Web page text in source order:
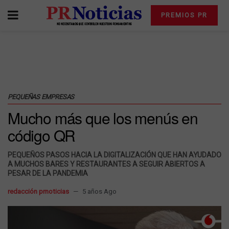
PREMIOS PR
PEQUEÑAS EMPRESAS
Mucho más que los menús en
código QR
PEQUEÑOS PASOS HACIA LA DIGITALIZACIÓN QUE HAN AYUDADO
A MUCHOS BARES Y RESTAURANTES A SEGUIR ABIERTOS A
PESAR DE LA PANDEMIA
redacción prnoticias 5 años Ago